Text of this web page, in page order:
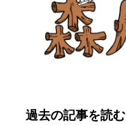
過去の記事を読む